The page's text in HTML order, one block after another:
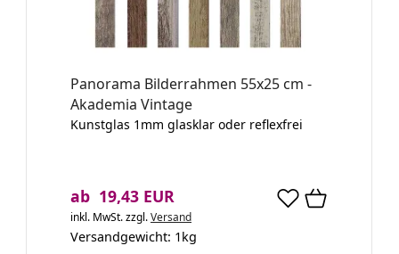
Panorama Bilderrahmen 55x25 cm -
Akademia Vintage
Kunstglas 1mm glasklar oder reflexfrei
ab 19,43 EUR
inkl. MwSt.zzgl.Versand
Versandgewicht: 1kg